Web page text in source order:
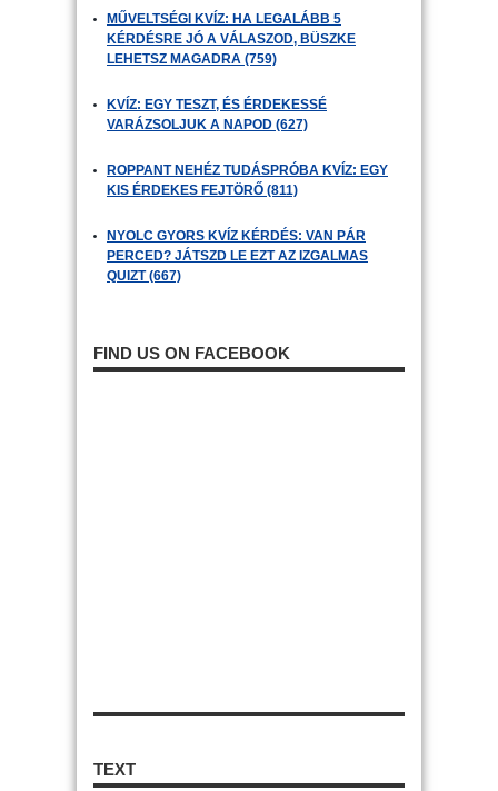
MŰVELTSÉGI KVÍZ: HA LEGALÁBB 5
KÉRDÉSRE JÓ A VÁLASZOD, BÜSZKE
LEHETSZ MAGADRA (759)
KVÍZ: EGY TESZT, ÉS ÉRDEKESSÉ
VARÁZSOLJUK A NAPOD (627)
ROPPANT NEHÉZ TUDÁSPRÓBA KVÍZ: EGY
KIS ÉRDEKES FEJTÖRŐ (811)
NYOLC GYORS KVÍZ KÉRDÉS: VAN PÁR
PERCED? JÁTSZD LE EZT AZ IZGALMAS
QUIZT (667)
FIND US ON FACEBOOK
TEXT